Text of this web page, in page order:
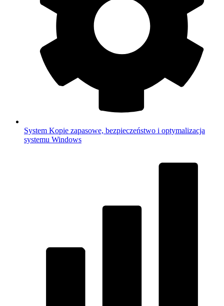
System Kopie zapasowe, bezpieczeństwo i optymalizacja
systemu Windows